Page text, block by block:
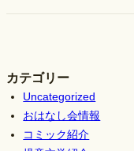
カテゴリー
Uncategorized
おはなし会情報
コミック紹介